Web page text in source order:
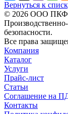
Вернуться к
© 2026 ООО
безопасности.
Все права
Компания
Каталог
Услуги
Прайс-лист
Статьи
Соглашение на
Контакты